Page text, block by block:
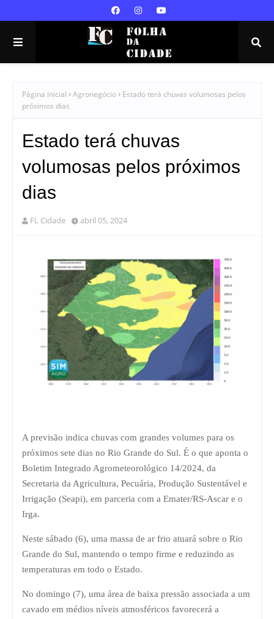
Página inicial Agronegócio
Estado terá chuvas volumosas pelos
próximos dias
Estado terá chuvas
volumosas pelos próximos
dias
FL Cidade abril 05, 2024
A previsão indica chuvas com grandes volumes para os
próximos sete dias no Rio Grande do Sul. É o que aponta o
Boletim Integrado Agrometeorológico 14/2024, da
Secretaria da Agricultura, Pecuária, Produção Sustentável e
Irrigação (Seapi), em parceria com a Emater/RS-Ascar e o
Irga.
Neste sábado (6), uma massa de ar frio atuará sobre o Rio
Grande do Sul, mantendo o tempo firme e reduzindo as
temperaturas em todo o Estado.
No domingo (7), uma área de baixa pressão associada a um
cavado em médios níveis atmosféricos favorecerá a